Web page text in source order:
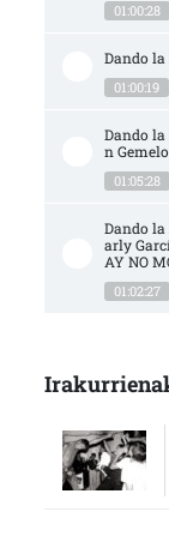
01:00:28
Dando la
01:00:19
Dando la
n
01:05:28
Dando la
arly
AY NO
01:02:27